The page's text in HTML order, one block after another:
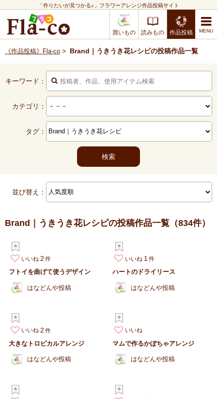
「作りたいが見つかる♪」フラワーアレンジ作品投稿サイト
買いもの 読みもの 作品投稿
《作品投稿》Fla-co > Brand｜うきうき花レシピの投稿作品一覧
キーワード：
カテゴリ：
タグ：
並び替え：
Brand｜うきうき花レシピの投稿作品一覧 （834件）
いいね 2
フトイを曲げて使うデザイン
はなどんや投稿
いいね 1
ハートのドライリース
はなどんや投稿
いいね 2
大きなトロピカルアレンジ
はなどんや投稿
いいね
マムで作るかぼちゃアレンジ
はなどんや投稿